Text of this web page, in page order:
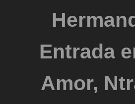
Entrada
Amor,